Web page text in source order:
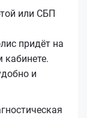
или СБП
придёт на
кабинете.
и